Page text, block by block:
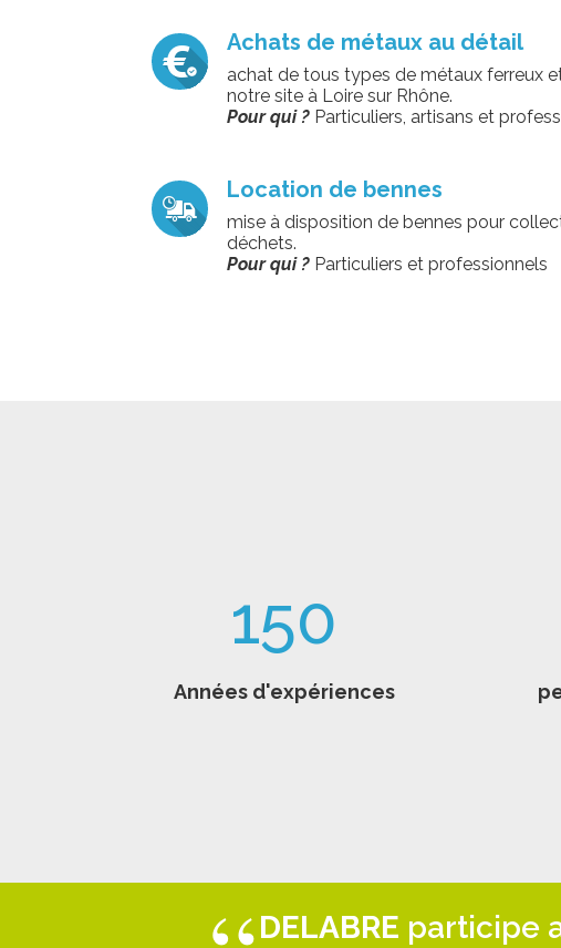
Achats de métaux au détail
achat de tous types de métaux ferreux
notre site à Loire sur Rhône.
Pour qui ?Particuliers, artisans et
Location de bennes
mise à disposition de bennes pour
déchets.
Pour qui ?Particuliers et professionnels
150
Années d'expériences
DELABRE participe